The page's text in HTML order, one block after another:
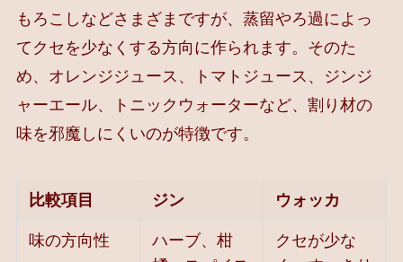
もろこしなどさまざまですが、蒸留やろ過によっ
てクセを少なくする方向に作られます。そのた
め、オレンジジュース、トマトジュース、ジンジ
ャーエール、トニックウォーターなど、割り材の
味を邪魔しにくいのが特徴です。
比較項目 ジン ウォッカ
味の方向性
ハーブ、柑
クセが少な